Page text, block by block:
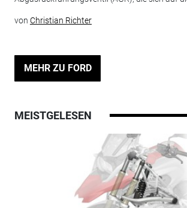
von Christian Richter
MEHR ZU FORD
MEISTGELESEN